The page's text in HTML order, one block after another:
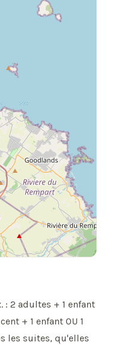
: 2 adultes + 1 enfant
+ 1 enfant OU 1
les suites, qu'elles